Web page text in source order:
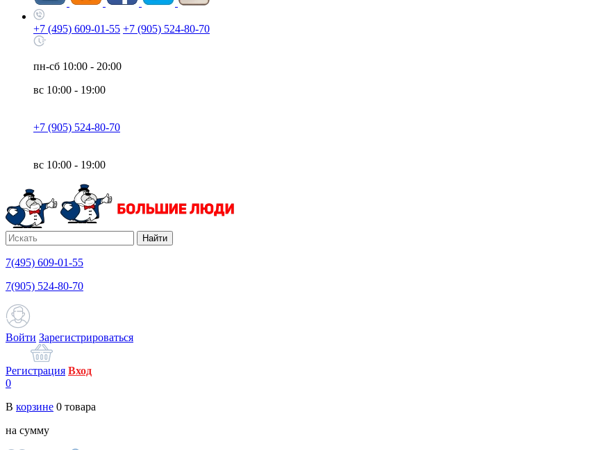
+7 (495) 609-01-55 +7 (905) 524-80-70
пн-сб 10:00 - 20:00
вс 10:00 - 19:00
+7 (905) 524-80-70
вс 10:00 - 19:00
Найти
7(495) 609-01-55
7(905) 524-80-70
Войти Зарегистрироваться
Регистрация Вход
0
В корзине 0 товара
на сумму